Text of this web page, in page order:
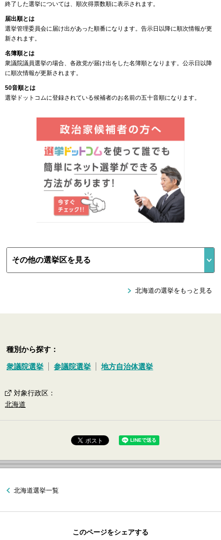
終了した選挙については、順次得票数順に表示されます。
届出順とは
選挙管理委員会に届け出があった順番になります。告示日以降に順次情報が更
新されます。
名簿順とは
衆議院議員選挙の場合、各政党が届け出をした名簿順となります。公示日以降
に順次情報が更新されます。
50音順とは
選挙ドットコムに登録されている候補者のお名前の五十音順になります。
北海道の選挙をもっと見る
種別から探す：
衆議院選挙 参議院選挙 地方自治体選挙
対象行政区 ：
北海道
北海道選挙一覧
このページをシェアする